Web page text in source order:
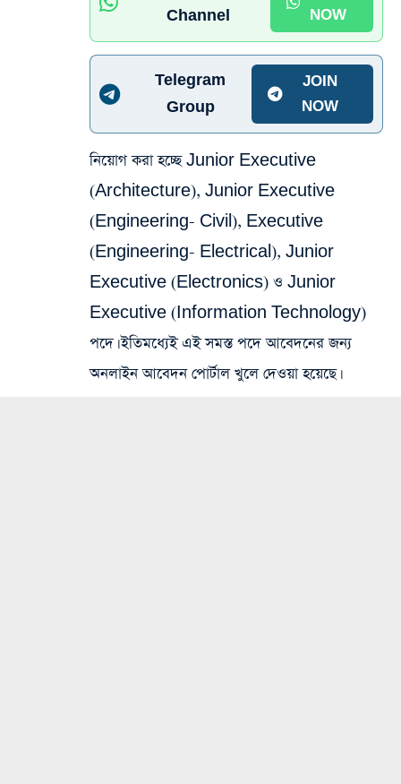
Channel
NOW
Telegram
Group
JOIN
NOW
নিয়োগ করা হচ্ছে Junior Executive
(Architecture), Junior Executive
(Engineering- Civil), Executive
(Engineering- Electrical), Junior
Executive (Electronics) ও Junior
Executive (Information Technology)
পদে। ইতিমধ্যেই এই সমস্ত পদে আবেদনের জন্য
অনলাইন আবেদন পোর্টাল খুলে দেওয়া হয়েছে।